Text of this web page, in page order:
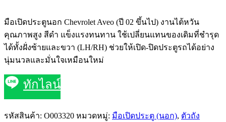
มือเปิดประตูนอก Chevrolet Aveo (ปี 02 ขึ้นไป) งานไต้หวัน
คุณภาพสูง สีดำ แข็งแรงทนทาน ใช้เปลี่ยนแทนของเดิมที่ชำรุด
ได้ทั้งฝั่งซ้ายและขวา (LH/RH) ช่วยให้เปิด-ปิดประตูรถได้อย่าง
นุ่มนวลและมั่นใจเหมือนใหม่
ทักไลน์
รหัสสินค้า: O003320 หมวดหมู่: มือเปิดประตู (นอก), ตัวถัง